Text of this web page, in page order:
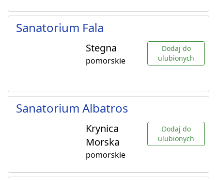
Sanatorium Fala
Stegna
pomorskie
Dodaj do
ulubionych
Sanatorium Albatros
Krynica
Morska
pomorskie
Dodaj do
ulubionych